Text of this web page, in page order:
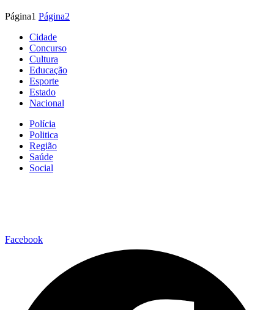
Página1 Página2
Cidade
Concurso
Cultura
Educação
Esporte
Estado
Nacional
Polícia
Politica
Região
Saúde
Social
Facebook